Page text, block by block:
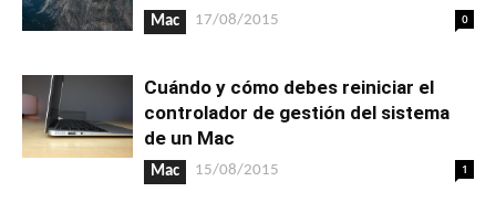
Mac 17/08/2015 0
Cuándo y cómo debes reiniciar el
controlador de gestión del sistema
de un Mac
Mac 15/08/2015 1